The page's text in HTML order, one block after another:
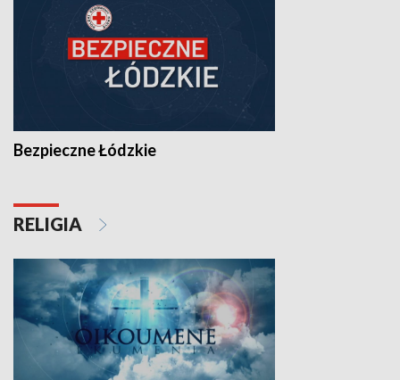
Bezpieczne Łódzkie
RELIGIA